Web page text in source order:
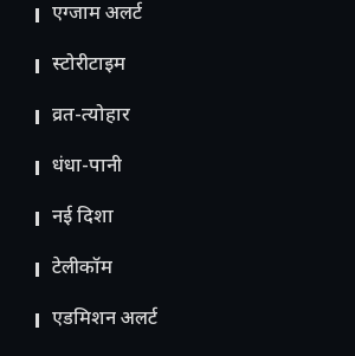
एग्जाम अलर्ट
स्टोरीटाइम
व्रत-त्योहार
धंधा-पानी
नई दिशा
टेलीकॉम
ए​डमिशन अलर्ट